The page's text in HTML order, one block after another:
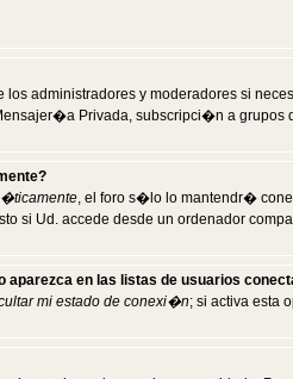
administradores y moderadores si
Privada, subscripci�n a
, el foro s�lo lo mantendr�
si Ud. accede desde un ordenador
en las listas de usuarios
mi estado de conexi�n; si activa esta